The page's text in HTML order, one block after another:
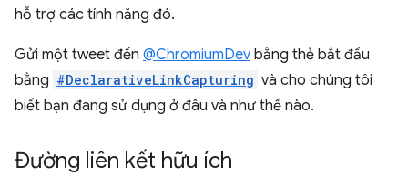
hỗ trợ các tính năng đó.
Gửi một tweet đến @ChromiumDev bằng thẻ bắt đầu
bằng #DeclarativeLinkCapturing và cho chúng tôi
biết bạn đang sử dụng ở đâu và như thế nào.
Đường liên kết hữu ích